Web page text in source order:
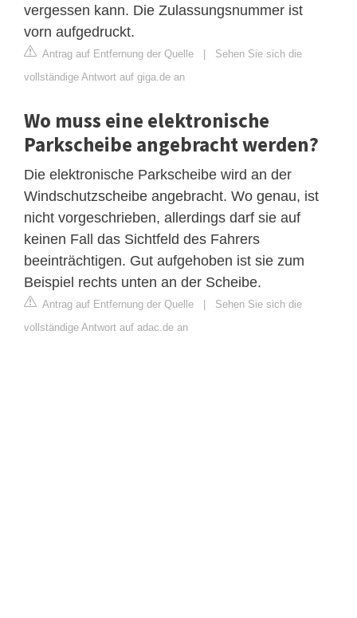
vergessen kann. Die Zulassungsnummer ist
vorn aufgedruckt.
Antrag auf Entfernung der Quelle | Sehen Sie sich die
vollständige Antwort auf giga.de an
Wo muss eine elektronische
Parkscheibe angebracht werden?
Die elektronische Parkscheibe wird an der
Windschutzscheibe angebracht. Wo genau, ist
nicht vorgeschrieben, allerdings darf sie auf
keinen Fall das Sichtfeld des Fahrers
beeinträchtigen. Gut aufgehoben ist sie zum
Beispiel rechts unten an der Scheibe.
Antrag auf Entfernung der Quelle | Sehen Sie sich die
vollständige Antwort auf adac.de an